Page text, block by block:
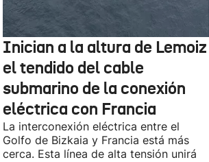
Inician a la altura de Lemoiz
el tendido del cable
submarino de la conexión
eléctrica con Francia
La interconexión eléctrica entre el
Golfo de Bizkaia y Francia está más
cerca. Esta línea de alta tensión unirá